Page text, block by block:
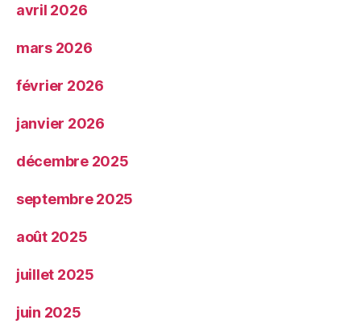
avril 2026
mars 2026
février 2026
janvier 2026
décembre 2025
septembre 2025
août 2025
juillet 2025
juin 2025